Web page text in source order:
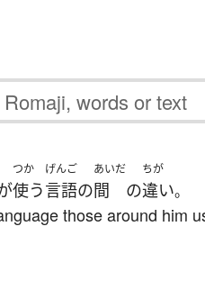
つか
使う
げんご
言語の
あいだ
間 の
ちが
違い。
those around him